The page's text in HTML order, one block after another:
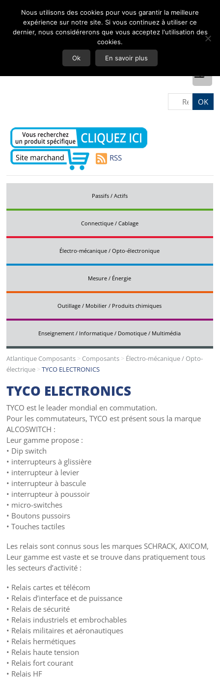
RSS
Passifs / Actifs
Connectique / Cablage
Électro-mécanique / Opto-électronique
Mesure / Énergie
Outillage / Mobilier / Produits chimiques
Enseignement / Informatique / Domotique / Multimédia
Atlantique Composants > Composants > Électro-mécanique / Opto-
électrique >TYCO ELECTRONICS
TYCO ELECTRONICS
TYCO est le leader mondial en commutation.
Pour les commutateurs, TYCO est présent sous la marque
ALCOSWITCH :
Leur gamme propose :
• Dip switch
• interrupteurs à glissière
• interrupteur à levier
• interrupteur à bascule
• interrupteur à poussoir
• micro-switches
• Boutons pussoirs
• Touches tactiles
Les relais sont connus sous les marques SCHRACK, AXICOM,
Leur gamme est vaste et se trouve dans pratiquement tous
les secteurs d’activité :
• Relais cartes et télécom
• Relais d’interface et de puissance
• Relais de sécurité
• Relais industriels et embrochables
• Relais militaires et aéronautiques
• Relais hermétiques
• Relais haute tension
• Relais fort courant
• Relais HF
Nous utilisons des cookies pour vous garantir la meilleure
expérience sur notre site. Si vous continuez à utiliser ce
dernier, nous considérerons que vous acceptez l'utilisation des
cookies.
Ok En savoir plus